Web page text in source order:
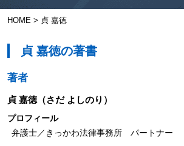
HOME> 貞 嘉徳
貞 嘉徳の著書
著者
貞 嘉徳（さだ よしのり）
プロフィール
弁護士／きっかわ法律事務所 パートナー